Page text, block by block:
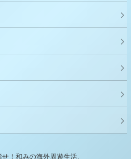
！和みの海外周遊生活.